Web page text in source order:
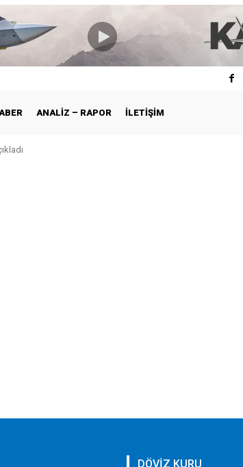
ANALIZ – RAPOR İLETIŞIM
DÖVİZ KURU